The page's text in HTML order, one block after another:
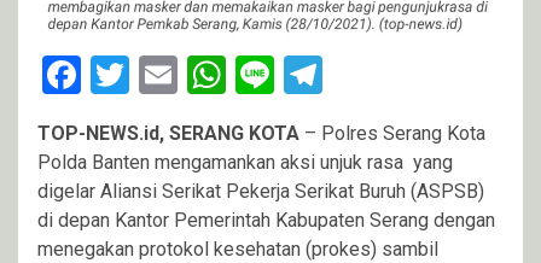
Facebook
Twitter
EmailWhatsApp
Line
TOP-NEWS.id, SERANG KOTA – Polres Serang Kota
Polda Banten mengamankan aksi unjuk rasa yang
digelar Aliansi Serikat Pekerja Serikat Buruh (ASPSB)
di depan Kantor Pemerintah Kabupaten Serang dengan
menegakan protokol kesehatan (prokes) sambil